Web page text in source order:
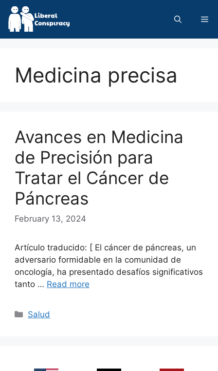
Skip
content
Medicina precisa
Avances en Medicina
de Precisión para
Tratar el Cáncer de
Páncreas
February 13, 2024
Artículo traducido: [ El cáncer de páncreas, un
adversario formidable en la comunidad de
oncología, ha presentado desafíos significativos
tanto … Read more
Categories
Salud